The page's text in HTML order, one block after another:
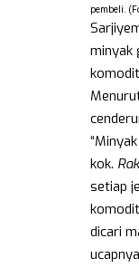
pembeli.
minyak
kok.
setiap
dicari